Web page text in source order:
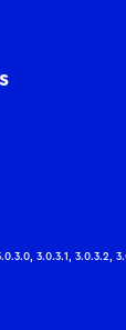
3.0.3.1, 3.0.3.2,